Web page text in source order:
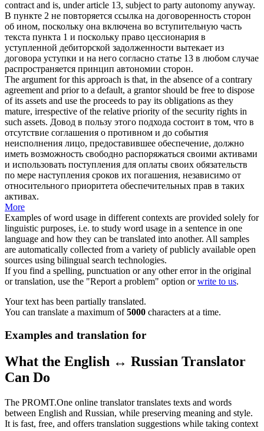
contract and is, under article 13, subject to party autonomy anyway.
В пункте 2 не повторяется ссылка на договоренность сторон
об ином, поскольку она включена во вступительную часть
текста пункта 1 и поскольку право цессионария в
уступленной дебиторской задолженности вытекает из
договора уступки и на него согласно статье 13 в любом случае
распространяется принцип автономии сторон.
The argument for this approach is that, in the absence of a contrary
agreement and prior to a default, a grantor should be free to dispose
of its assets and use the proceeds to pay its obligations as they
mature, irrespective of the relative priority of the security rights in
such assets. Довод в пользу этого подхода состоит в том, что в
отсутствие соглашения о противном и до события
неисполнения лицо, предоставившее обеспечение, должно
иметь возможность свободно распоряжаться своими активами
и использовать поступления для оплаты своих обязательств
по мере наступления сроков их погашения, независимо от
относительного приоритета обеспечительных прав в таких
активах.
More
Examples of word usage in different contexts are provided solely for
linguistic purposes, i.e. to study word usage in a sentence in one
language and how they can be translated into another. All samples
are automatically collected from a variety of publicly available open
sources using bilingual search technologies.
If you find a spelling, punctuation or any other error in the original
or translation, use the "Report a problem" option orwrite to us.
Your text has been partially translated.
You can translate a maximum of5000 characters at a time.
Examples and translation for
What the English ↔ Russian Translator
Can Do
The PROMT.One online translator translates texts and words
between English and Russian, while preserving meaning and style.
It is fast, free, and offers translation suggestions while taking context